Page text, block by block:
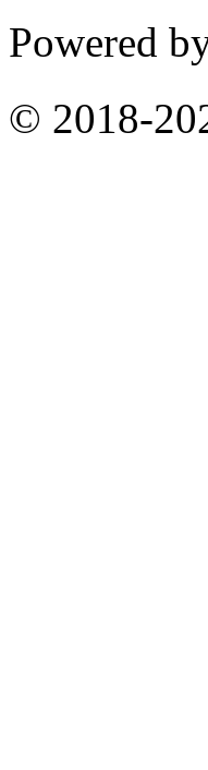
Powered
© 2018-